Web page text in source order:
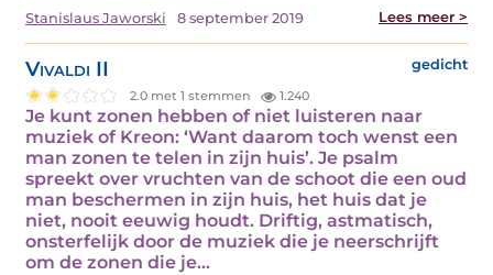
Stanislaus Jaworski 8 september 2019 Lees meer >
Vivaldi II gedicht
2.0 met 1 stemmen 1.240
Je kunt zonen hebben of niet luisteren naar
muziek of Kreon: ‘Want daarom toch wenst een
man zonen te telen in zijn huis’. Je psalm
spreekt over vruchten van de schoot die een oud
man beschermen in zijn huis, het huis dat je
niet, nooit eeuwig houdt. Driftig, astmatisch,
onsterfelijk door de muziek die je neerschrijft
om de zonen die je…